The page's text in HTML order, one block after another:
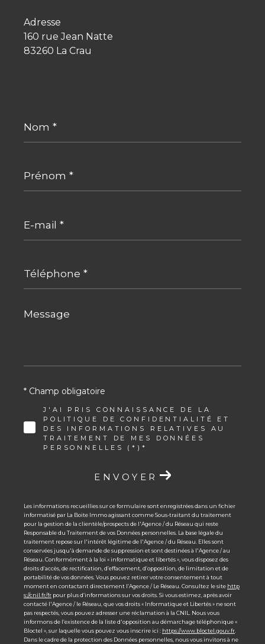
Adresse
160 rue Jean Natte
83260 La Crau
*
*
mail
*
*
Message
*
J'AI PRIS CONNAISSANCE DE LA
POLITIQUE DE CONFIDENTIALITÉ ET
DES INFORMATIONS RELATIVES AU
TRAITEMENT DE MES DONNÉES
PERSONNELLES (*)*
* Champ obligatoire
ENVOYER
Les informations recueillies sur ce formulaire sont enregistrées dans un fichier
informatisé par La Boite Immo agissant comme Sous-traitant du traitement
pour la gestion de la clientèle/prospects de l'Agence / du Réseau qui reste
Responsable du Traitement de vos Données personnelles. La base légale du
traitement repose sur l'intérêt légitime de l'Agence / du Réseau. Elles sont
conservées jusqu'à demande de suppression et sont destinées à l'Agence / au
Réseau. Conformément à la loi « informatique et libertés », vous disposez des
droits d’accès, de rectification, d’effacement, d’opposition, de limitation et de
portabilité de vos données. Vous pouvez retirer votre consentement à tout
moment en contactant directement l’Agence / Le Réseau. Consultez le site http
s://cnil.fr/fr pour plus d’informations sur vos droits. Si vous estimez, après avoir
contacté l'Agence / le Réseau, que vos droits « Informatique et Libertés » ne sont
pas respectés, vous pouvez adresser une réclamation à la CNIL. Nous vous
informons de l’existence de la liste d'opposition au démarchage téléphonique «
Bloctel », sur laquelle vous pouvez vous inscrire ici : https://www.bloctel.gouv.fr
Dans le cadre de la protection des Données personnelles, nous vous invitons à ne